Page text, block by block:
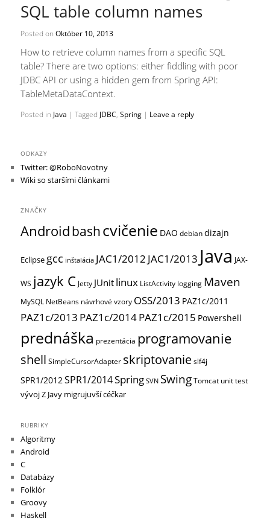
SQL table column names
Posted onOktóber 10, 2013
How to retrieve column names from a specific SQL
table? There are two options: either fiddling with poor
JDBC API or using a hidden gem from Spring API:
TableMetaDataContext.
Posted in Java |Tagged JDBC,Spring | Leave a reply
ODKAZY
Twitter: @RoboNovotny
Wiki so staršími článkami
ZNAČKY
Androidbashcvičenie DAO debiandizajn
Eclipse gcc inštalácia JAC1/2012 JAC1/2013 Java JAX-
WS jazyk C Jetty JUnit linux ListActivity logging Maven
MySQL NetBeans návrhové vzory OSS/2013 PAZ1c/2011
PAZ1c/2013 PAZ1c/2014PAZ1c/2015 Powershell
prednáška prezentácia programovanie
shell SimpleCursorAdapter skriptovanieslf4j
SPR1/2012SPR1/2014Spring SVN SwingTomcat unit test
vývojZ Javy migrujuvší céčkar
RUBRIKY
Algoritmy
Android
C
Databázy
Folklór
Groovy
Haskell